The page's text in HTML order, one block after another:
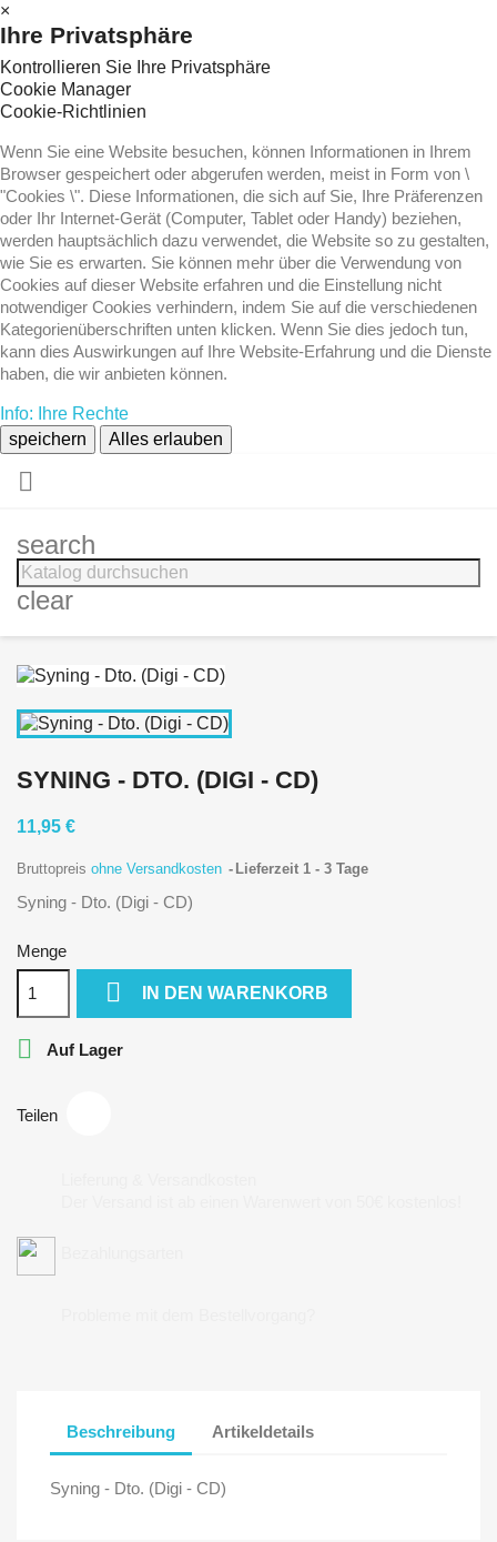
×
Ihre Privatsphäre
Kontrollieren Sie Ihre Privatsphäre
Cookie Manager
Cookie-Richtlinien
Wenn Sie eine Website besuchen, können Informationen in Ihrem
Browser gespeichert oder abgerufen werden, meist in Form von \
"Cookies \". Diese Informationen, die sich auf Sie, Ihre Präferenzen
oder Ihr Internet-Gerät (Computer, Tablet oder Handy) beziehen,
werden hauptsächlich dazu verwendet, die Website so zu gestalten,
wie Sie es erwarten. Sie können mehr über die Verwendung von
Cookies auf dieser Website erfahren und die Einstellung nicht
notwendiger Cookies verhindern, indem Sie auf die verschiedenen
Kategorienüberschriften unten klicken. Wenn Sie dies jedoch tun,
kann dies Auswirkungen auf Ihre Website-Erfahrung und die Dienste
haben, die wir anbieten können.
Info: Ihre Rechte
speichern
Alles erlauben

search
clear
SYNING - DTO. (DIGI - CD)
11,95 €
Bruttopreis ohne Versandkosten Lieferzeit 1 - 3 Tage
Syning - Dto. (Digi - CD)
Menge
 IN DEN WARENKORB
 Auf Lager
Teilen
Beschreibung Artikeldetails
Syning - Dto. (Digi - CD)